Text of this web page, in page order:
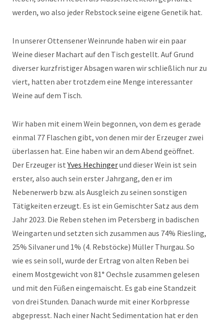
werden, wo also jeder Rebstock seine eigene Genetik hat.
In unserer Ottensener Weinrunde haben wir ein paar
Weine dieser Machart auf den Tisch gestellt. Auf Grund
diverser kurzfristiger Absagen waren wir schließlich nur zu
viert, hatten aber trotzdem eine Menge interessanter
Weine auf dem Tisch.
Wir haben mit einem Wein begonnen, von dem es gerade
einmal 77 Flaschen gibt, von denen mir der Erzeuger zwei
überlassen hat. Eine haben wir an dem Abend geöffnet.
Der Erzeuger istYves Hechingerund dieser Wein ist sein
erster, also auch sein erster Jahrgang, den er im
Nebenerwerb bzw. als Ausgleich zu seinen sonstigen
Tätigkeiten erzeugt. Es ist ein Gemischter Satz aus dem
Jahr 2023. Die Reben stehen im Petersberg in badischen
Weingarten und setzten sich zusammen aus 74% Riesling,
25% Silvaner und 1% (4. Rebstöcke) Müller Thurgau. So
wie es sein soll, wurde der Ertrag von alten Reben bei
einem Mostgewicht von 81° Oechsle zusammen gelesen
und mit den Füßen eingemaischt. Es gab eine Standzeit
von drei Stunden. Danach wurde mit einer Korbpresse
abgepresst. Nach einer Nacht Sedimentation hat er den